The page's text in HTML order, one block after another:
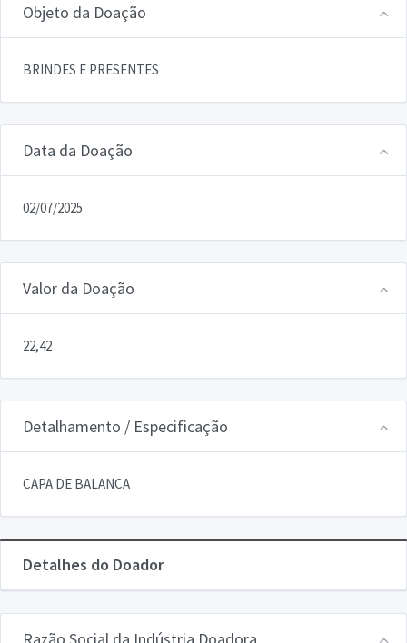
Objeto da Doação
BRINDES E PRESENTES
Data da Doação
02/07/2025
Valor da Doação
22,42
Detalhamento / Especificação
CAPA DE BALANCA
Detalhes do Doador
Razão Social da Indústria Doadora